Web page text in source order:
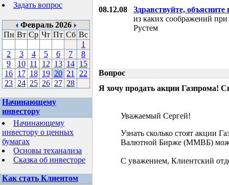
Задать вопрос
Февраль 2026
Пн Вт Ср Чт Пт Сб Вс
1
2
3 4 5 6 7
8
9
10 11 12 13 14 15
16 17 18 19 20 21
22
23 24 25 26 27 28
Начинающему
инвестору
Начинающему
инвестору о ценных
бумагах
Основы теханализа
Сказка об инвесторе
Как стать Клиентом
08.12.08
Здравствуйте, объясните
из каких соображений
Рустем
Вопрос
Я хочу продать акции Газпрома!
Уважаемый Сергей!
Узнать сколько стоят акции
Валютной Бирже (ММВБ)
С уважением, Клиентский